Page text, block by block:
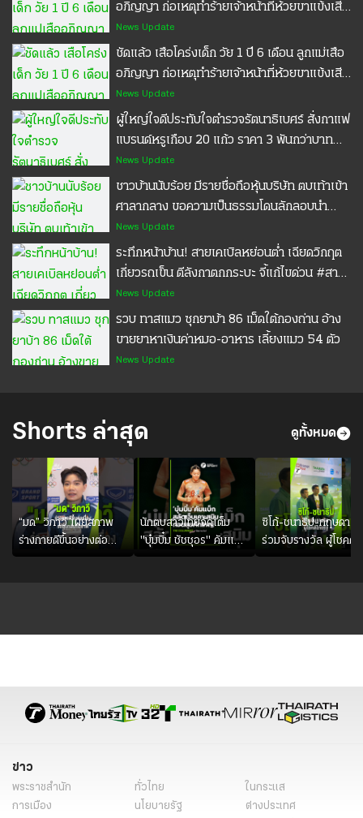
อภิญญา ก่อเหตุทำร้ายเจ้าหน้าที่ห้วยขาแข้งเสีย
ชีวิต ชี้สาเหตุทำไมเสือถึงทำร้ายมนุษย์ ยันยัง
ไม่ใช่เสือกินคน พร้อมเปิดมาตรการจัดการ ลูก
เสือที่ก่อเหตุ ตั้งกล้องสังเกตพฤติกรรม หากมี
แนวโน้มโจมตีเจ้าหน้าที่ซ้ำ ต้องจับปรับพฤติกรรม
#เสือโคร่ง #ห้วยขาแข้ง #เจ้าหน้าที่พิทักษ์ป่า
ห้วยขาแข้ง
News Update
ชัดแล้ว เสือโคร่งเด็ก วัย 1 ปี 6 เดือน ลูกแม่เสือ
อภิญญา ก่อเหตุทำร้ายเจ้าหน้าที่ห้วยขาแข้งเสีย
ชีวิต ชี้สาเหตุทำไมเสือถึงทำร้ายมนุษย์ ยันยัง
ไม่ใช่เสือกินคน พร้อมเปิดมาตรการจัดการ ลูก
เสือที่ก่อเหตุ ตั้งกล้องสังเกตพฤติกรรม หากมี
แนวโน้มโจมตีเจ้าหน้าที่ซ้ำ ต้องจับปรับพฤติกรรม
#เสือโคร่ง #ห้วยขาแข้ง #เจ้าหน้าที่พิทักษ์ป่า
News Update
ผู้ใหญ่ใจดีประทับใจตำรวจรัตนาธิเบศร์ สั่งกาแฟ
แบรนด์หรูเกือบ 20 แก้ว ราคา 3 พันกว่าบาท
เลี้ยงทั้ง สภ.
News Update
ชาวบ้านนับร้อย มีรายชื่อถือหุ้นบริษัท ตบเท้าเข้า
ศาลากลาง ขอความเป็นธรรมโดนลักลอบนำ
เอกสารสำคัญไปใช้โดยไม่ได้รับอนุญาต ทำชวด
สิทธิ์บัตรสวัสดิการแห่งรัฐ
News Update
ระทึกหน้าบ้าน! สายเคเบิลหย่อนต่ำ เฉียดวิกฤต
เกี่ยวรถเข็น ตีลังกาตกกระบะ จี้แก้ไขด่วน #สาย
ไฟ #สายเคเบิล #สายอินเทอร์เน็ต #เตือนภัย
#POPPU
News Update
รวบ ทาสแมว ซุกยาบ้า 86 เม็ดใต้กองถ่าน อ้าง
ขายยาหาเงินค่าหมอ-อาหาร เลี้ยงแมว 54 ตัว
News Update
Shorts ล่าสุด ดูทั้งหมด
“มด” วิภาวี เผยสภาพ
ร่างกายดีขึ้นอย่างต่อ
เนื่อง พร้อมพยายามลง
นักตบสาวไทยจัดเต็ม
"บุ๋มบิ๋ม ชัชชุอร" คัมแบ็ก
ศึก" SEA V CUP
ซิโก้-ชนาธิป-กฤษดา
ร่วมจับรางวัล ผู้โชคดีไ
รางวัลที่ 1 จากไทยรัฐ
ข่าว
พระราชสำนัก ทั่วไทย
ในกระแส
การเมือง
นโยบายรัฐ
ต่างประเทศ